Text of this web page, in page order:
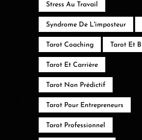
Stress Au Travail
Syndrome De L'imposteur
Tarot Coaching Tarot Et
Tarot Et Carrière
Tarot Non Prédictif
Tarot Pour Entrepreneurs
Tarot Professionnel